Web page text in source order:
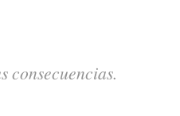
consecuencias.